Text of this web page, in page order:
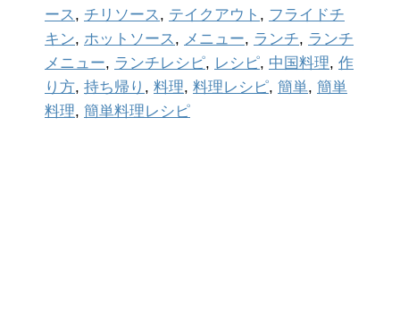
ース, チリソース, テイクアウト , フライドチ
キン, ホットソース, メニュー, ランチ, ランチ
メニュー, ランチレシピ, レシピ, 中国料理, 作
り方, 持ち帰り , 料理, 料理レシピ, 簡単, 簡単
料理, 簡単料理レシピ